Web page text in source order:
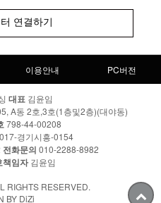
연결하기
이용안내 PC버전
대표 김윤임
A동 2호,3호(1층및2층)(대야동)
798-44-00208
경기시흥-0154
전화문의 010-2288-8982
책임자김윤임
RIGHTS RESERVED.
BY DiZi